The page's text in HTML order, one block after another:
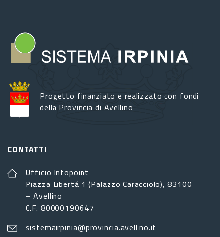
Progetto finanziato e realizzato con fondi
della Provincia di Avellino
CONTATTI
Ufficio Infopoint
Piazza Libertá 1 (Palazzo Caracciolo), 83100
– Avellino
C.F. 80000190647
sistemairpinia@provincia.avellino.it